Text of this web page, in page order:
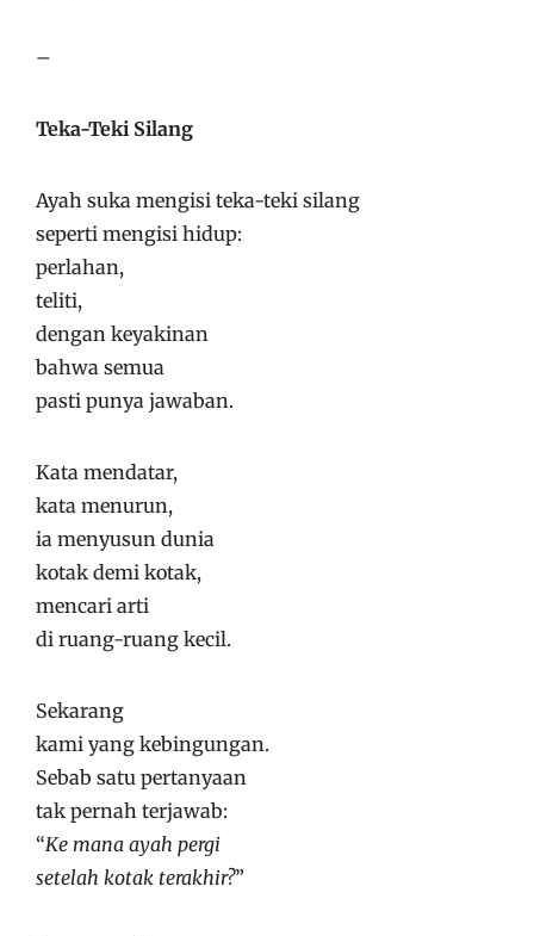
–
Teka-Teki Silang
Ayah suka mengisi teka-teki silang
seperti mengisi hidup:
perlahan,
teliti,
dengan keyakinan
bahwa semua
pasti punya jawaban.
Kata mendatar,
kata menurun,
ia menyusun dunia
kotak demi kotak,
mencari arti
di ruang-ruang kecil.
Sekarang
kami yang kebingungan.
Sebab satu pertanyaan
tak pernah terjawab:
“Ke mana ayah pergi
setelah kotak terakhir?”